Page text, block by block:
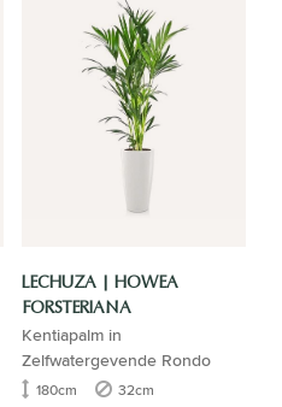
LECHUZA | HOWEA
FORSTERIANA
Kentiapalm in
Zelfwatergevende Rondo
180cm 32cm